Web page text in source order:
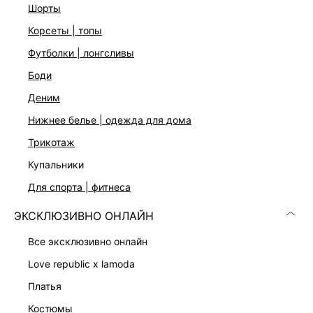
шорты
корсеты | топы
футболки | лонгсливы
боди
деним
нижнее белье | одежда для дома
трикотаж
купальники
для спорта | фитнеса
ЭКСКЛЮЗИВНО ОНЛАЙН
все эксклюзивно онлайн
love republic x lamoda
платья
костюмы
Скачать
в AppStore
КАТАЛОГ
КОМПАНИЯ
КЛИЕНТАМ
ЛИЧНЫЙ КАБИНЕТ